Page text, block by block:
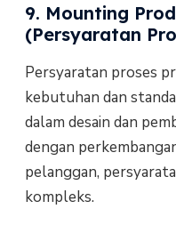
9. Mounting
(Persyaratan
Persyaratan proses
kebutuhan dan
dalam desain dan
dengan
pelanggan,
kompleks.